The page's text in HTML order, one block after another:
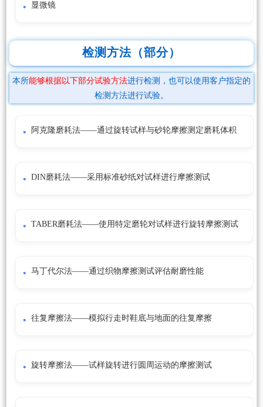
显微镜
检测方法（部分）
本所能够根据以下部分试验方法进行检测，也可以使用客户指定的
检测方法进行试验。
阿克隆磨耗法——通过旋转试样与砂轮摩擦测定磨耗体积
DIN磨耗法——采用标准砂纸对试样进行摩擦测试
TABER磨耗法——使用特定磨轮对试样进行旋转摩擦测试
马丁代尔法——通过织物摩擦测试评估耐磨性能
往复摩擦法——模拟行走时鞋底与地面的往复摩擦
旋转摩擦法——试样旋转进行圆周运动的摩擦测试